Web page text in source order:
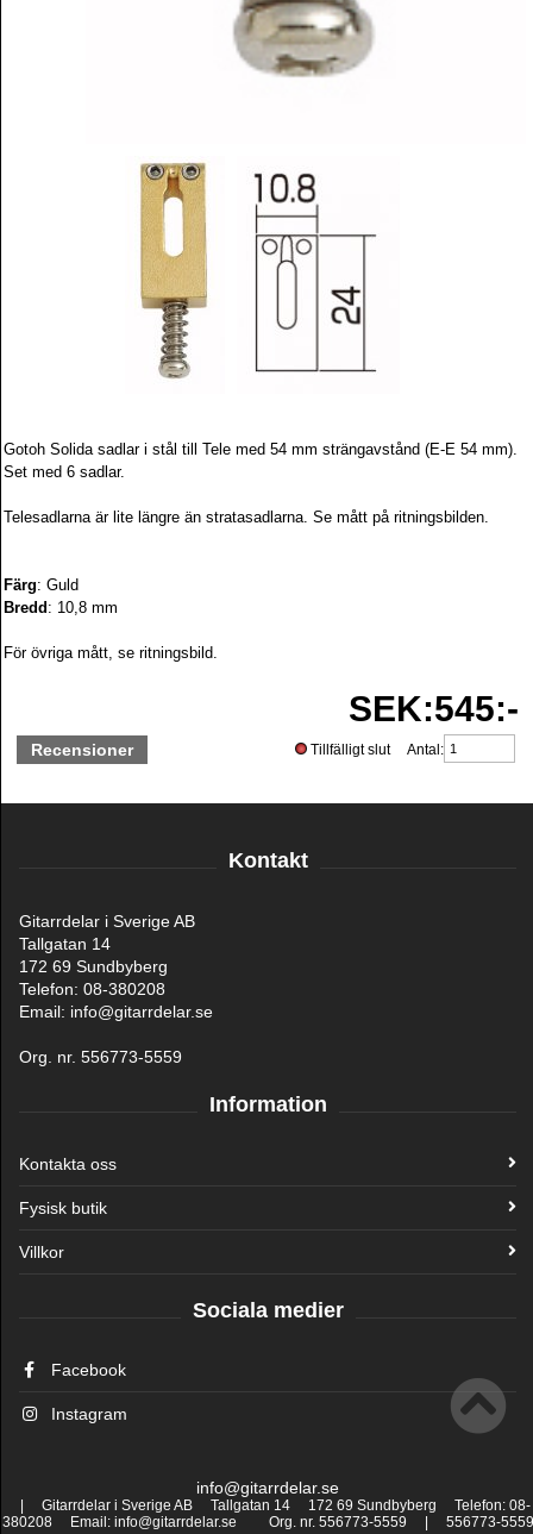
Gotoh Solida sadlar i stål till Tele med 54 mm strängavstånd (E-E 54 mm).
Set med 6 sadlar.
Telesadlarna är lite längre än stratasadlarna. Se mått på ritningsbilden.
Färg: Guld
Bredd : 10,8 mm
För övriga mått, se ritningsbild.
Recensioner
SEK:545:-
Tillfälligt slut Antal:
Kontakt
Gitarrdelar i Sverige AB
Tallgatan 14
172 69 Sundbyberg
Telefon: 08-380208
Email: info@gitarrdelar.se
Org. nr. 556773-5559
Information
Kontakta oss
Fysisk butik
Villkor
Sociala medier
Facebook
Instagram
info@gitarrdelar.se
| Gitarrdelar i Sverige AB Tallgatan 14 172 69 Sundbyberg Telefon: 08-
380208 Email: info@gitarrdelar.se Org. nr. 556773-5559 | 556773-5559